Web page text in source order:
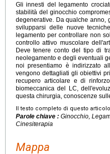
Gli innesti del legamento
stabilità del ginocchio
degenerative. Da qualche anno,
svilupparsi delle nuove
legamento per controllare non
controllo attivo muscolare
Deve tenere conto del tipo di
neolegamento e degli eventuali
noi presentiamo è indirizzato
vengono dettagliati gli obiettivi
recupero articolare e di
biomeccanica del LC,
questa chirurgia, conoscenze
Il testo completo di questo
Parole chiave : Ginocchio,
Cinesiterapia
Mappa